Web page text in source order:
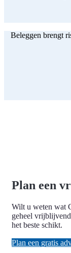
Beleggen brengt
Plan een
Wilt u weten wat
geheel
het beste schikt.
Plan een gratis